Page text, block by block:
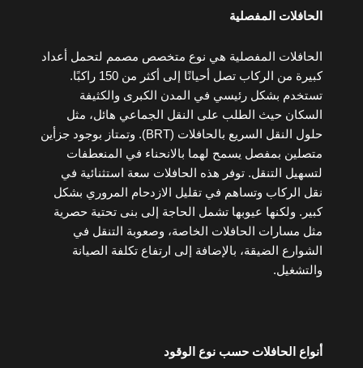
الحافلات المفصلية
الحافلات المفصلية هي نوع متخصص مصمم لتحمل أعداد
كبيرة من الركاب تصل أحيانًا إلى أكثر من 150 راكبًا.
تستخدم بشكل رئيسي في المدن الكبرى والكثيفة
السكان حيث الطلب على النقل الجماعي هائل، مثل
حلول النقل السريع بالحافلات (BRT). وتمتاز بوجود جزأين
متصلين بمفصل يسمح لهما بالانحناء في المنعطفات
لتسهيل التنقل. توفر هذه الحافلات سعة استثنائية في
نقل الركاب وتساهم في تقليل الازدحام المروري بشكل
كبير. ولكنها عيوبها تشمل الحاجة إلى بنى تحتية حصرية
مثل مسارات الحافلات الخاصة، وصعوبة التنقل في
الشوارع الضيقة، بالإضافة إلى ارتفاع تكلفة الصيانة
والتشغيل.
أنواع الحافلات حسب نوع الوقود